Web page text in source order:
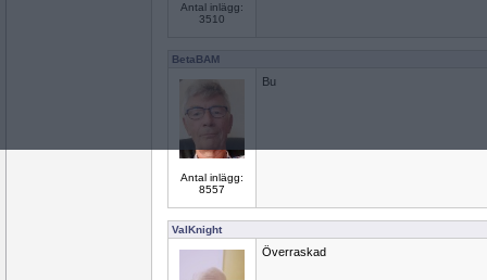
Antal inlägg:
3510
BetaBAM
Antal inlägg:
8557
Bu
ValKnight
Överraskad